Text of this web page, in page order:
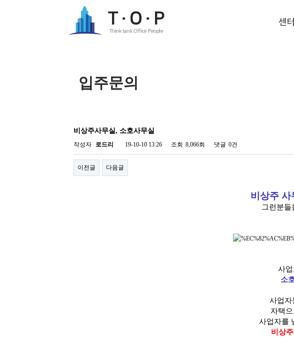
센
입주문의
비상주사무실, 소호사무실
작성자 로드리 19-10-10 13:26 조회 8,066회 댓글 0건
이전글 다음글
비상주 사
그런분들
사
소
사업자
자택
사업자를
비상